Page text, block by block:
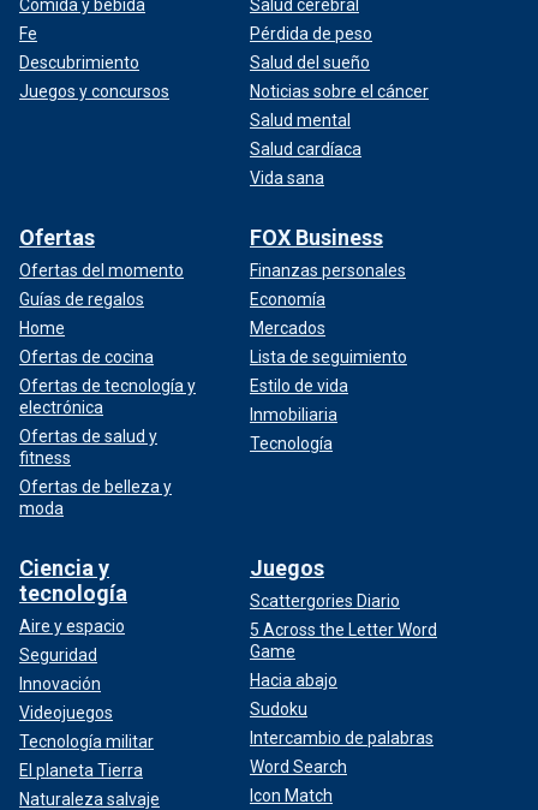
Comida y bebida
Fe
Descubrimiento
Juegos y concursos
Salud cerebral
Pérdida de peso
Salud del sueño
Noticias sobre el cáncer
Salud mental
Salud cardíaca
Vida sana
Ofertas
Ofertas del momento
Guías de regalos
Home
Ofertas de cocina
Ofertas de tecnología y
electrónica
Ofertas de salud y
fitness
Ofertas de belleza y
moda
FOX Business
Finanzas personales
Economía
Mercados
Lista de seguimiento
Estilo de vida
Inmobiliaria
Tecnología
Ciencia y
tecnología
Aire y espacio
Seguridad
Innovación
Videojuegos
Tecnología militar
El planeta Tierra
Naturaleza salvaje
Juegos
Scattergories Diario
5 Across the Letter Word
Game
Hacia abajo
Sudoku
Intercambio de palabras
Word Search
Icon Match